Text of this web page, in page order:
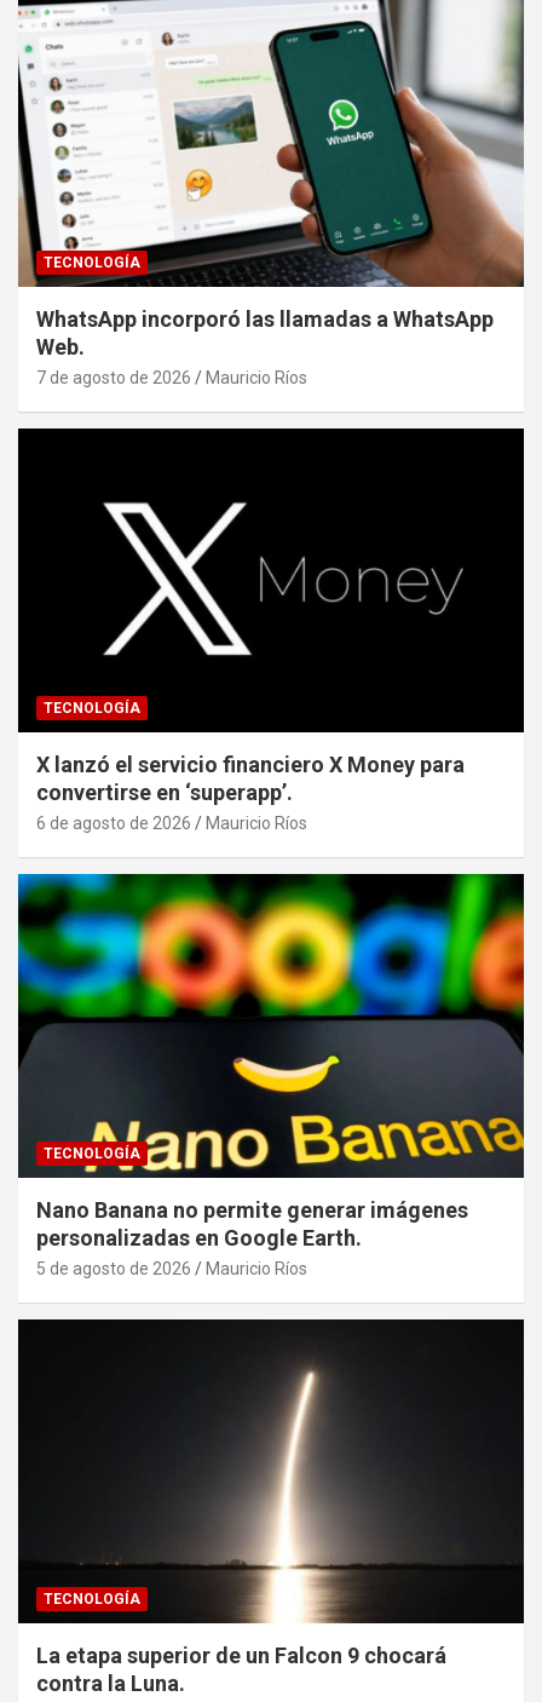
TECNOLOGÍA
WhatsApp incorporó las llamadas a WhatsApp
Web.
7 de agosto de 2026 Mauricio Ríos
TECNOLOGÍA
X lanzó el servicio financiero X Money para
convertirse en ‘superapp’.
6 de agosto de 2026 Mauricio Ríos
TECNOLOGÍA
Nano Banana no permite generar imágenes
personalizadas en Google Earth.
5 de agosto de 2026 Mauricio Ríos
TECNOLOGÍA
La etapa superior de un Falcon 9 chocará
contra la Luna.